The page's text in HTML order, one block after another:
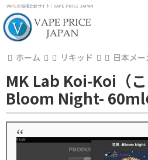
VAPEの価格比較サイト｜VAPE PRICE JAPAN
ホーム リキッド 日本メー
MK Lab Koi-Koi（
Bloom Night- 60ml